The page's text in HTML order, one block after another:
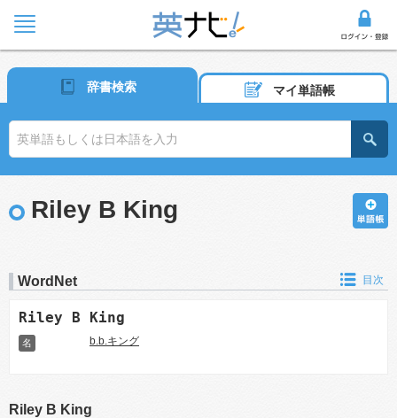
辞書検索 マイ単語帳
Riley B King
WordNet 目次
Riley B King
名 b.b.キング
Riley B King